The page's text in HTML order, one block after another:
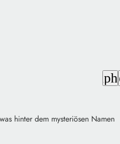
hinter dem mysteriösen Namen